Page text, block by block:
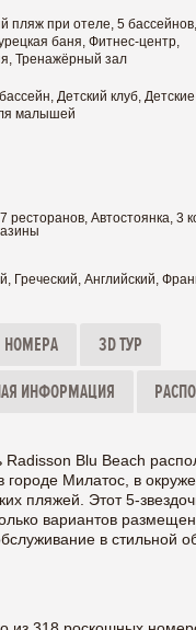
пляж при отеле, 5
баня, Фитнес-центр,
Тренажёрный зал
Детский клуб,
малышей
ресторанов, Автостоянка, 3
Греческий, Английский,
НОМЕРА 3D ТУР
ИНФОРМАЦИЯ
Radisson Blu Beach
городе Милатос, в
пляжей. Этот 5-
вариантов
в стильной